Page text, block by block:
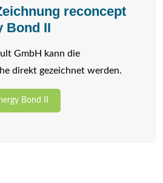
reconcept
Bond II
GmbH kann die
direkt gezeichnet werden.
Bond II